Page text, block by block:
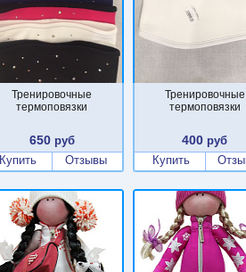
Тренировочные
термоповязки
650руб
Купить
Отзывы
Тренировочные
термоповязки
400 руб
Купить